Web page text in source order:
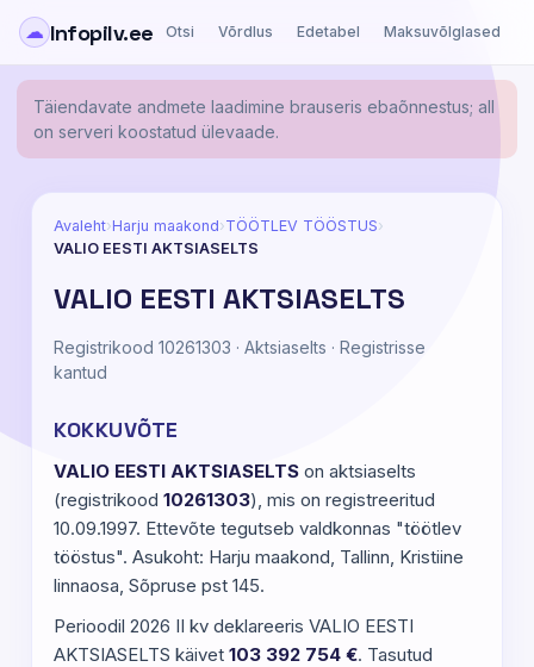
☁ Infopilv.ee Otsi Võrdlus Edetabel Maksuvõlglased
Täiendavate andmete laadimine brauseris ebaõnnestus; all
on serveri koostatud ülevaade.
Avaleht›Harju maakond›TÖÖTLEV TÖÖSTUS›
VALIO EESTI AKTSIASELTS
VALIO EESTI AKTSIASELTS
Registrikood 10261303 · Aktsiaselts · Registrisse
kantud
KOKKUVÕTE
VALIO EESTI AKTSIASELTS on aktsiaselts
(registrikood 10261303), mis on registreeritud
10.09.1997. Ettevõte tegutseb valdkonnas "töötlev
tööstus". Asukoht: Harju maakond, Tallinn, Kristiine
linnaosa, Sõpruse pst 145.
Perioodil 2026 II kv deklareeris VALIO EESTI
AKTSIASELTS käivet 103 392 754 €. Tasutud